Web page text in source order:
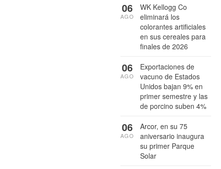
WK Kellogg Co
eliminará los
colorantes artificiales
en sus cereales para
finales de 2026
06
AGO
Exportaciones de
vacuno de Estados
Unidos bajan 9% en
primer semestre y las
de porcino suben 4%
06
AGO
Arcor, en su 75
aniversario inaugura
su primer Parque
Solar
06
AGO